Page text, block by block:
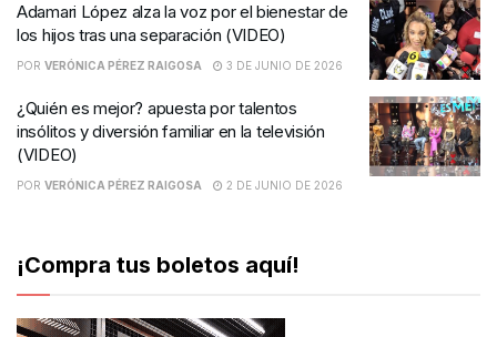
Adamari López alza la voz por el bienestar de
los hijos tras una separación (VIDEO)
POR VERÓNICA PÉREZ RAIGOSA 3 DE JUNIO DE 2026
¿Quién es mejor? apuesta por talentos
insólitos y diversión familiar en la televisión
(VIDEO)
POR VERÓNICA PÉREZ RAIGOSA 2 DE JUNIO DE 2026
¡Compra tus boletos aquí!